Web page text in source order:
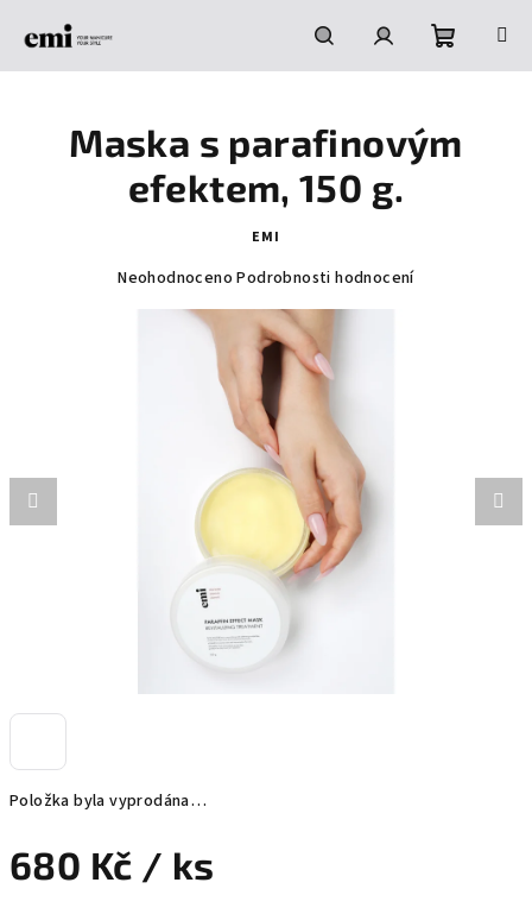
HledatPřihlášeníNákupní
košík
Položka byla vyprodána…
680 Kč / ks
Maska s parafinovým
efektem, 150 g.
EMI
Průměrné
Neohodnoceno Podrobnosti hodnocení